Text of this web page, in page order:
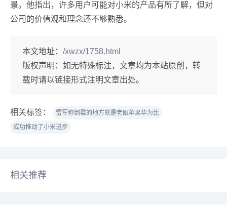
景。他指出，许多用户可能对小米的产品有所了解，但对
公司的价值观和理念还不够熟悉。
本文地址： /xwzx/1758.html
版权声明： 如无特殊标注，文章均为本站原创，转
载时请以链接形式注明文章出处。
相关标签：
雷军称倒霉的地方就是老跟苹果华为比
成功推动了小米进步
相关推荐